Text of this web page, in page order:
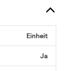
Einheit
Ja